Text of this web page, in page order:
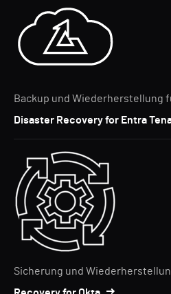
Backup und Wiederherstellung
Disaster Recovery for Entra
Sicherung und